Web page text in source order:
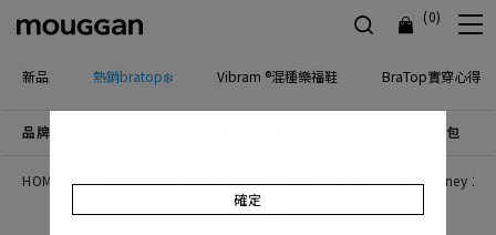
(0)
新品 熱銷bratop❄️ Vibram ®混種樂福鞋 BraTop實穿心得
品牌主打 配件包包
HOME disney 26SS THE SMURFS 25AW Molly Chiang for disney
確定